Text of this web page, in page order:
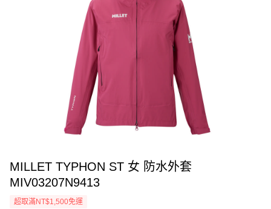
MILLET TYPHON ST 女 防水外套
MIV03207N9413
超取滿NT$1,500免運